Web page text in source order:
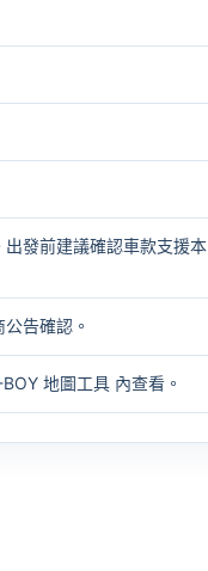
發前建議確認車款支援本
告確認。
BOY 地圖工具 內查看。